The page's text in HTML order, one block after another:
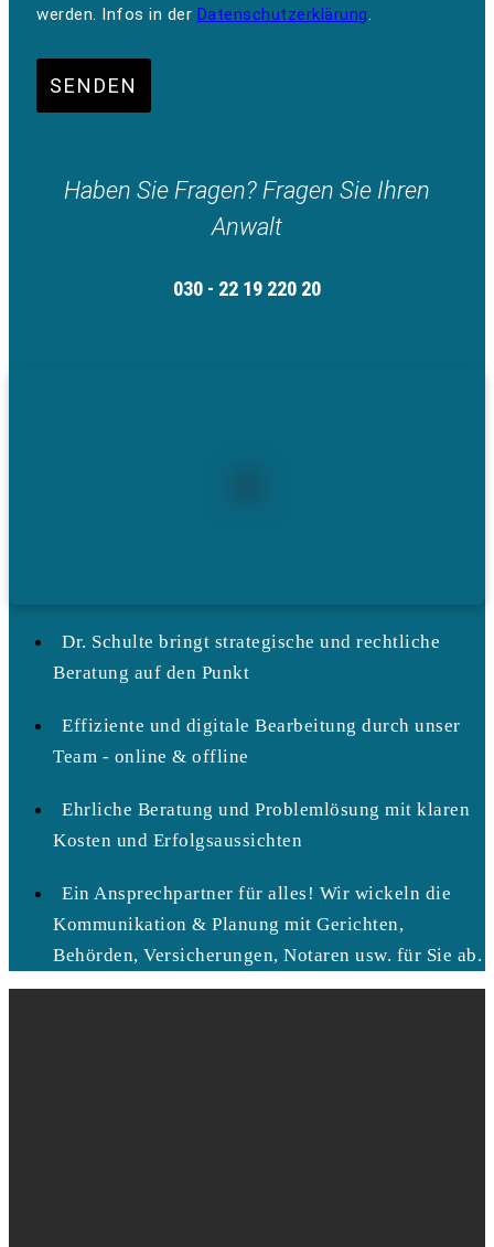
werden. Infos in der Datenschutzerklärung.
SENDEN
Haben Sie Fragen? Fragen Sie Ihren
Anwalt
030 - 22 19 220 20
Dr. Schulte bringt strategische und rechtliche
Beratung auf den Punkt
Effiziente und digitale Bearbeitung durch unser
Team - online & offline
Ehrliche Beratung und Problemlösung mit klaren
Kosten und Erfolgsaussichten
Ein Ansprechpartner für alles! Wir wickeln die
Kommunikation & Planung mit Gerichten,
Behörden, Versicherungen, Notaren usw. für Sie ab.